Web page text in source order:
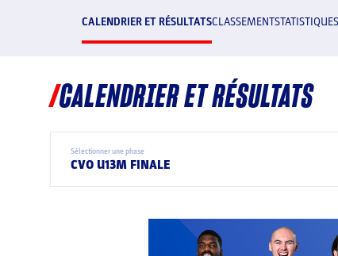
CALENDRIER ET RÉSULTATSCLASSEMENTSTATISTIQUES
CALENDRIER ET RÉSULTATS
Sélectionner une phase
CVO U13M FINALE